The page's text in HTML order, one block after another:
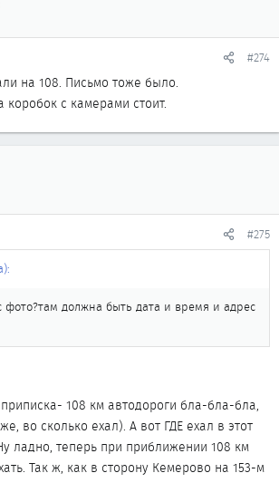
#274
на 108. Письмо тоже было.
с камерами стоит.
#275
должна быть дата и время и адрес
108 км автодороги бла-бла-бла,
во сколько ехал). А вот ГДЕ ехал в этот
ладно, теперь при приближении 108 км
Так ж, как в сторону Кемерово на 153-м